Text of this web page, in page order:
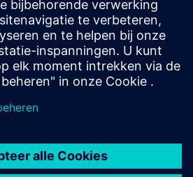
offerte? Na het verstrekken van
sturen wij u onmiddellijk een
naar uw e-mailadres.
offerte